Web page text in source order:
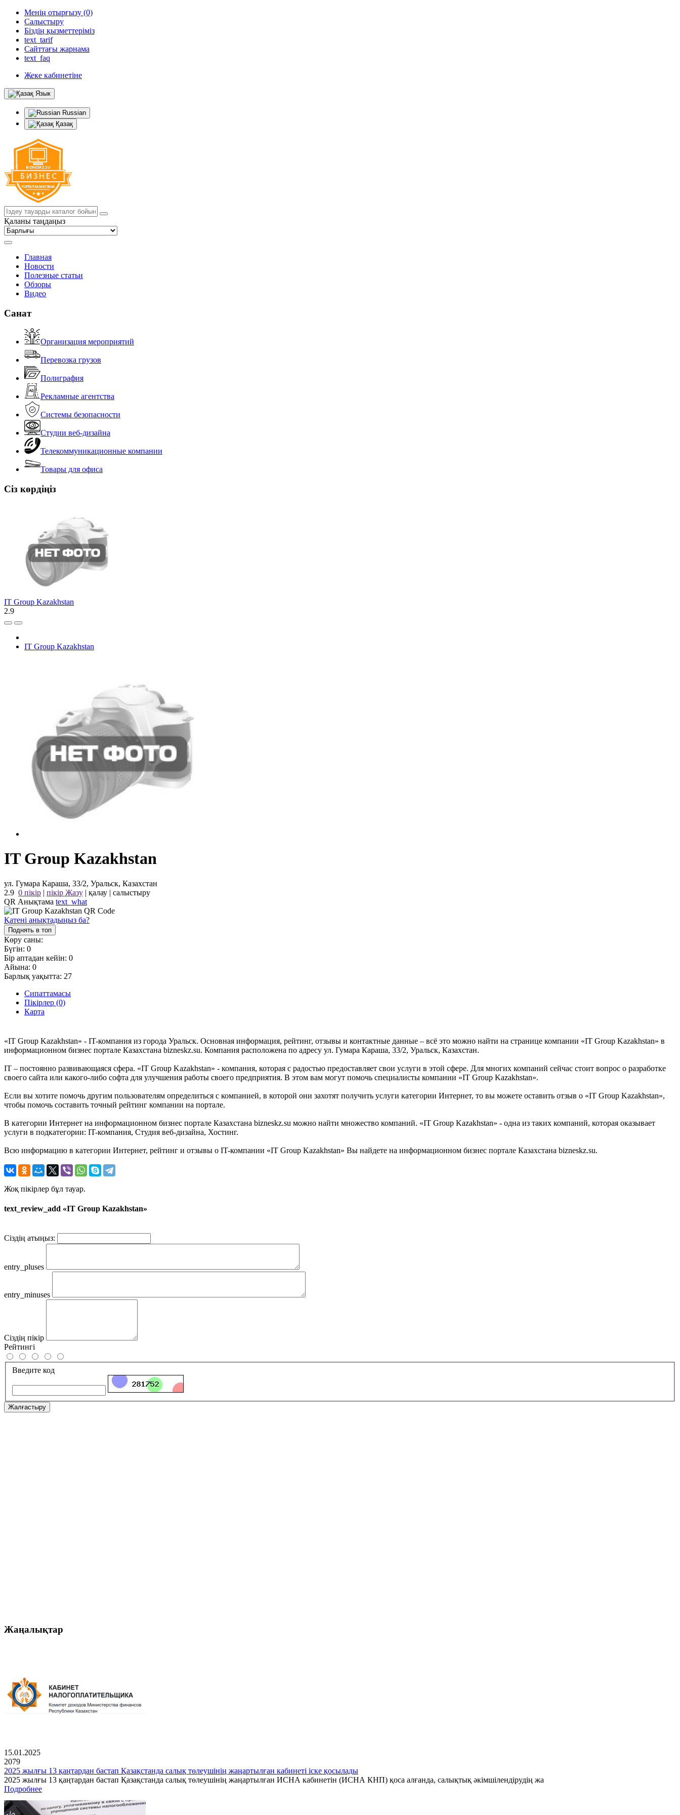
Менің отырғызу (0)
Салыстыру
Біздің қызметтеріміз
text_tarif
Сайттағы жарнама
text_faq
Жеке кабинетіне
Язык
Russian
Қазақ
Қаланы таңдаңыз
Главная
Новости
Полезные статьи
Обзоры
Видео
Санат
Организация мероприятий
Перевозка грузов
Полиграфия
Рекламные агентства
Системы безопасности
Студии веб-дизайна
Телекоммуникационные компании
Товары для офиса
Сіз көрдіңіз
IT Group Kazakhstan
2.9
IT Group Kazakhstan
IT Group Kazakhstan
ул. Гумара Караша, 33/2, Уральск, Казахстан
2.9 0 пікір | пікір Жазу | қалау | салыстыру
QR Анықтама text_what
Қатені анықтадыңыз ба?
Поднять в топ
Көру саны:
Бүгін: 0
Бір аптадан кейін: 0
Айына: 0
Барлық уақытта: 27
Сипаттамасы
Пікірлер (0)
Карта
«IT Group Kazakhstan» - IT-компания из города Уральск. Основная информация, рейтинг, отзывы и контактные данные – всё это можно найти на странице компании «IT Group Kazakhstan» в
информационном бизнес портале Казахстана bizneskz.su. Компания расположена по адресу ул. Гумара Караша, 33/2, Уральск, Казахстан.
IT – постоянно развивающаяся сфера. «IT Group Kazakhstan» - компания, которая с радостью предоставляет свои услуги в этой сфере. Для многих компаний сейчас стоит вопрос о разработке
своего сайта или какого-либо софта для улучшения работы своего предприятия. В этом вам могут помочь специалисты компании «IT Group Kazakhstan».
Если вы хотите помочь другим пользователям определиться с компанией, в которой они захотят получить услуги категории Интернет, то вы можете оставить отзыв о «IT Group Kazakhstan»,
чтобы помочь составить точный рейтинг компании на портале.
В категории Интернет на информационном бизнес портале Казахстана bizneskz.su можно найти множество компаний. «IT Group Kazakhstan» - одна из таких компаний, которая оказывает
услуги в подкатегории: IT-компания, Студия веб-дизайна, Хостинг.
Всю информацию в категории Интернет, рейтинг и отзывы о IT-компании «IT Group Kazakhstan» Вы найдете на информационном бизнес портале Казахстана bizneskz.su.
Жоқ пікірлер бұл тауар.
text_review_add «IT Group Kazakhstan»
Сіздің атыңыз:
entry_pluses
entry_minuses
Сіздің пікір
Рейтингі
Введите код
Жалғастыру
Жаңалықтар
15.01.2025
2079
2025 жылғы 13 қаңтардан бастап Қазақстанда салық төлеушінің жаңартылған кабинеті іске қосылады
2025 жылғы 13 қаңтардан бастап Қазақстанда салық төлеушінің жаңартылған ИСНА кабинетін (ИСНА КНП) қоса алғанда, салықтық әкімшілендірудің жа
Подробнее